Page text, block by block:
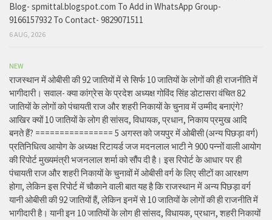
Blog- spmittal.blogspot.com To Add in WhatsApp Group-
9166157932 To Contact- 9829071511
6 AUG, 2026
NEW
राजस्थान में ओबीसी की 92 जातियों में से सिर्फ 10 जातियों के लोगों की ही राजनीति में
भागीदारी। सवाल- क्या कांग्रेस के प्रदेश अध्यक्ष गोविंद सिंह डोटासरा वंचित 82
जातियों के लोगों को पंचायती राज और शहरी निकायों के चुनाव में उम्मीद बनाएंगे?
आखिर क्यों 10 जातियों के लोग ही सांसद, विधायक, प्रधान, निकाय प्रमुख आदि
बनते हैं? ================ 5 अगस्त को जयपुर में ओबीसी (अन्य पिछड़ा वर्ग)
प्रतिनिधित्व आयोग के अध्यक्ष रिटायर्ड जज मदनलाल भाटी ने 900 पन्नों वाली आयोग
की रिपोर्ट मुख्यमंत्री भजनलाल शर्मा को सौंप दी है। इस रिपोर्ट के आधार पर ही
पंचायती राज और शहरी निकायों के चुनावों में ओबीसी वर्ग के लिए सीटों का आरक्षण
होगा, लेकिन इस रिपोर्ट में चौकाने वाली बात यह है कि राजस्थान में अन्य पिछड़ा वर्ग
यानी ओबीसी की 92 जातियों हैं, लेकिन इनमें से 10 जातियों के लोगों की ही राजनीति में
भागीदारी है। यानी इन 10 जातियों के लोग ही सांसद, विधायक, प्रधान, शहरी निकायों